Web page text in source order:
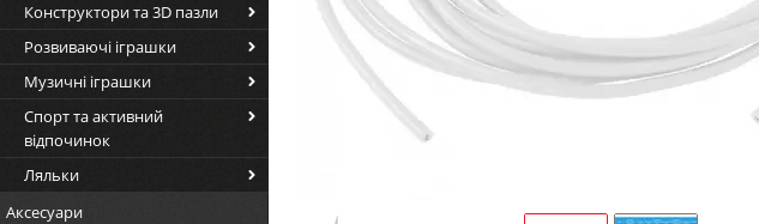
Конструктори та 3D пазли
Розвиваючі іграшки
Музичні іграшки
Спорт та активний
відпочинок
Ляльки
Аксесуари